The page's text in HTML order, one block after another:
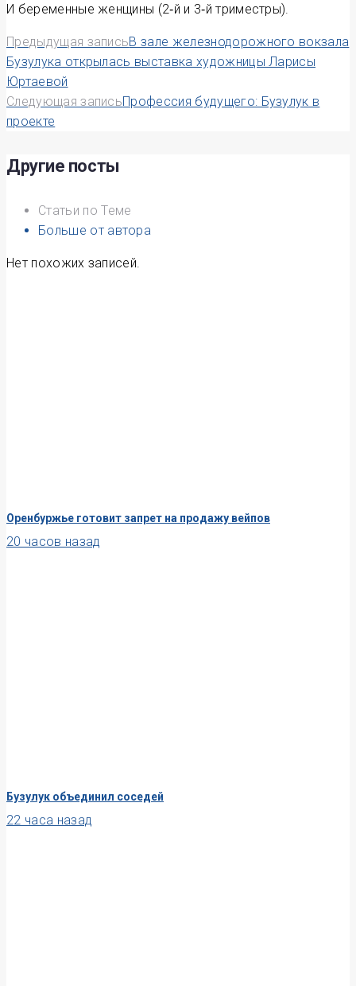
И беременные женщины (2‑й и 3‑й триместры).
Навигация
по
записям
Предыдущая записьВ зале железнодорожного вокзала
Бузулука открылась выставка художницы Ларисы
Юртаевой
Следующая записьПрофессия будущего: Бузулук в
проекте
Другие посты
Статьи по Теме
Больше от автора
Нет похожих записей.
Оренбуржье готовит запрет на продажу вейпов
20 часов назад
Бузулук объединил соседей
22 часа назад